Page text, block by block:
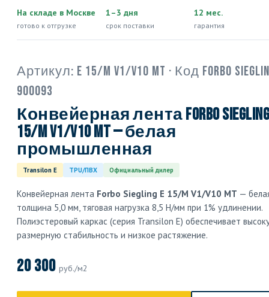
На складе в Москве
готово к отгрузке
1–3 дня
срок поставки
12 мес.
гарантия
Артикул: E 15/M V1/V10 MT · Код Forbo
900093
Конвейерная лента Forbo Siegling
15/M V1/V10 MT — белая
промышленная
Transilon E TPU/ПВХ Официальный дилер
Конвейерная лента Forbo Siegling E 15/M V1/V10 MT —
толщина 5,0 мм, тяговая нагрузка 8,5 Н/мм при 1% удлинении.
Полиэстеровый каркас (серия Transilon E) обеспечивает
размерную стабильность и низкое растяжение.
20 300 руб./м2